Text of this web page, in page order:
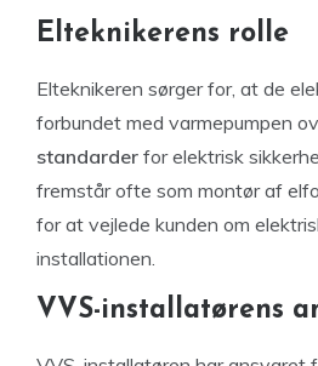
Elteknikerens rolle
Elteknikeren sørger for, at de
forbundet med varmepumpen
standarder for elektrisk
fremstår ofte som montør af
for at vejlede kunden om
installationen.
VVS-installatørens